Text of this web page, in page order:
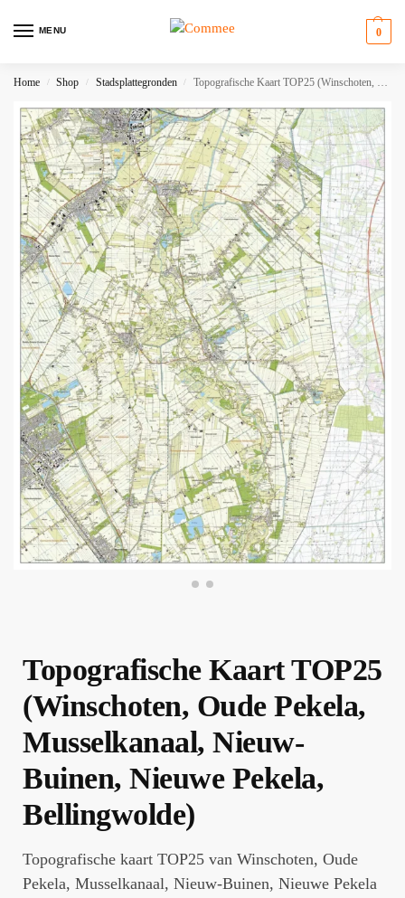
MENU 0
Home / Shop / Stadsplattegronden / Topografische Kaart TOP25 (Winschoten, Oude Pekela, Musselkanaal, Nieuw-Buinen, Nieuwe Pekela, Bellingwolde)
Topografische Kaart TOP25
(Winschoten, Oude Pekela,
Musselkanaal, Nieuw-
Buinen, Nieuwe Pekela,
Bellingwolde)
Topografische kaart TOP25 van Winschoten, Oude
Pekela, Musselkanaal, Nieuw-Buinen, Nieuwe Pekela